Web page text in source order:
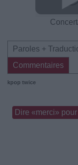
Paroles +
Commentaires
kpop twice
Dire «merci»